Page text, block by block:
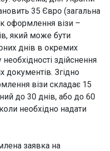
35 Євро (загальна
оформлення візи –
який може бути
днів в окремих
здійснення
документів. Згідно
візи складає 15
до 30 днів, або до 60
необхідно надати
заявка на